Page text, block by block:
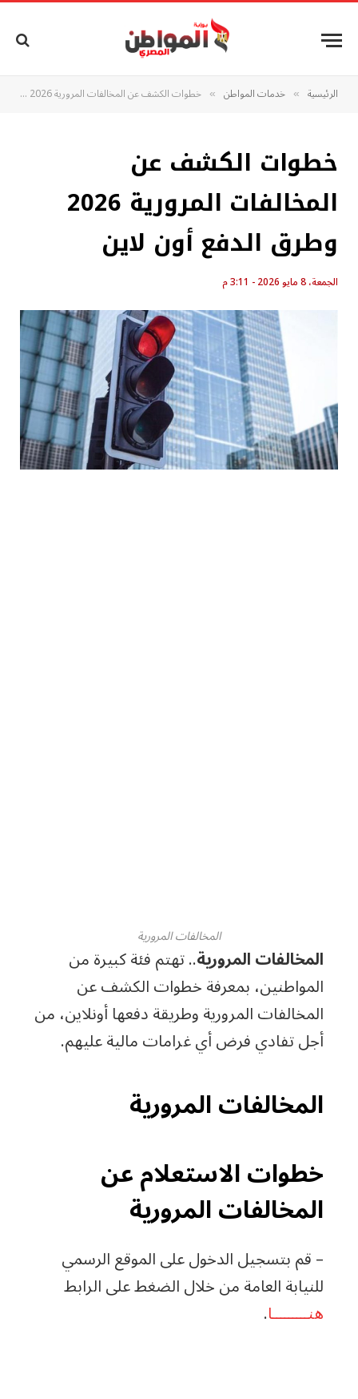
الرئيسية » خدمات المواطن » خطوات الكشف عن المخالفات المرورية 2026 وطرق الدفع أون لاين
خطوات الكشف عن
المخالفات المرورية 2026
وطرق الدفع أون لاين
الجمعة، 8 مايو 2026 - 3:11 م
المخالفات المرورية
المخالفات المرورية.. تهتم فئة كبيرة من
المواطنين، بمعرفة خطوات الكشف عن
المخالفات المرورية وطريقة دفعها أونلاين، من
أجل تفادي فرض أي غرامات مالية عليهم.
المخالفات المرورية
خطوات الاستعلام عن
المخالفات المرورية
– قم بتسجيل الدخول على الموقع الرسمي
للنيابة العامة من خلال الضغط على الرابط
هنـــــــــا.